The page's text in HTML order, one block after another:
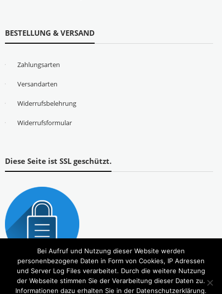
BESTELLUNG & VERSAND
Zahlungsarten
Versandarten
Widerrufsbelehrung
Widerrufsformular
Diese Seite ist SSL geschützt.
Bei Aufruf und Nutzung dieser Website werden
personenbezogene Daten in Form von Cookies, IP Adressen
und Server Log Files verarbeitet. Durch die weitere Nutzung
der Webseite stimmen Sie der Verarbeitung dieser Daten zu.
Informationen dazu erhalten Sie in der Datenschutzerklärung.